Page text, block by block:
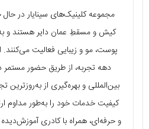
مجموعه کلینیک‌های سینایار در
کیش و مسقطِ عمان دایر هستند و
پوست، مو و زیبایی فعالیت
دهه تجربه، از طریق حضور
بین‌المللی و بهره‌گیری از به‌روزترین
کیفیت خدمات خود را به‌طور مداوم
و حرفه‌ای، همراه با کادری